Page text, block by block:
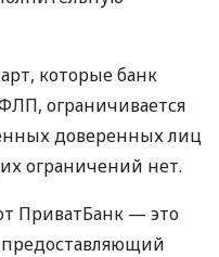
которые банк
ограничивается
доверенных лиц
ограничений нет.
ПриватБанк — это